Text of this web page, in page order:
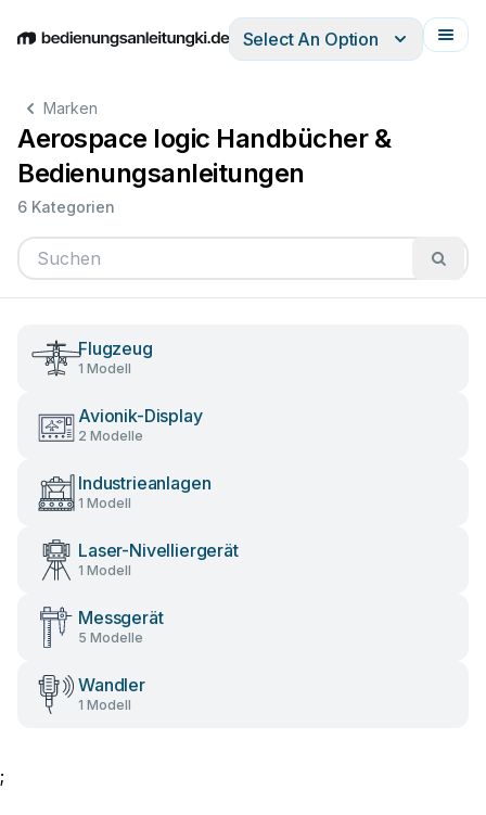
EnglishDeutschEspañolItalianoFrançais
Select An Option
Marken
Aerospace logic Handbücher &
Bedienungsanleitungen
6 Kategorien
Flugzeug
1 Modell
Avionik-Display
2 Modelle
Industrieanlagen
1 Modell
Laser-Nivelliergerät
1 Modell
Messgerät
5 Modelle
Wandler
1 Modell
;